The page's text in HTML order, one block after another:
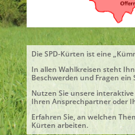
Die SPD-Kürten ist eine
In allen Wahlkreisen steht
Beschwerden und Fragen ein
Nutzen Sie unsere
Ihren Ansprechpartner oder
Erfahren Sie, an welchen
Kürten arbeiten.